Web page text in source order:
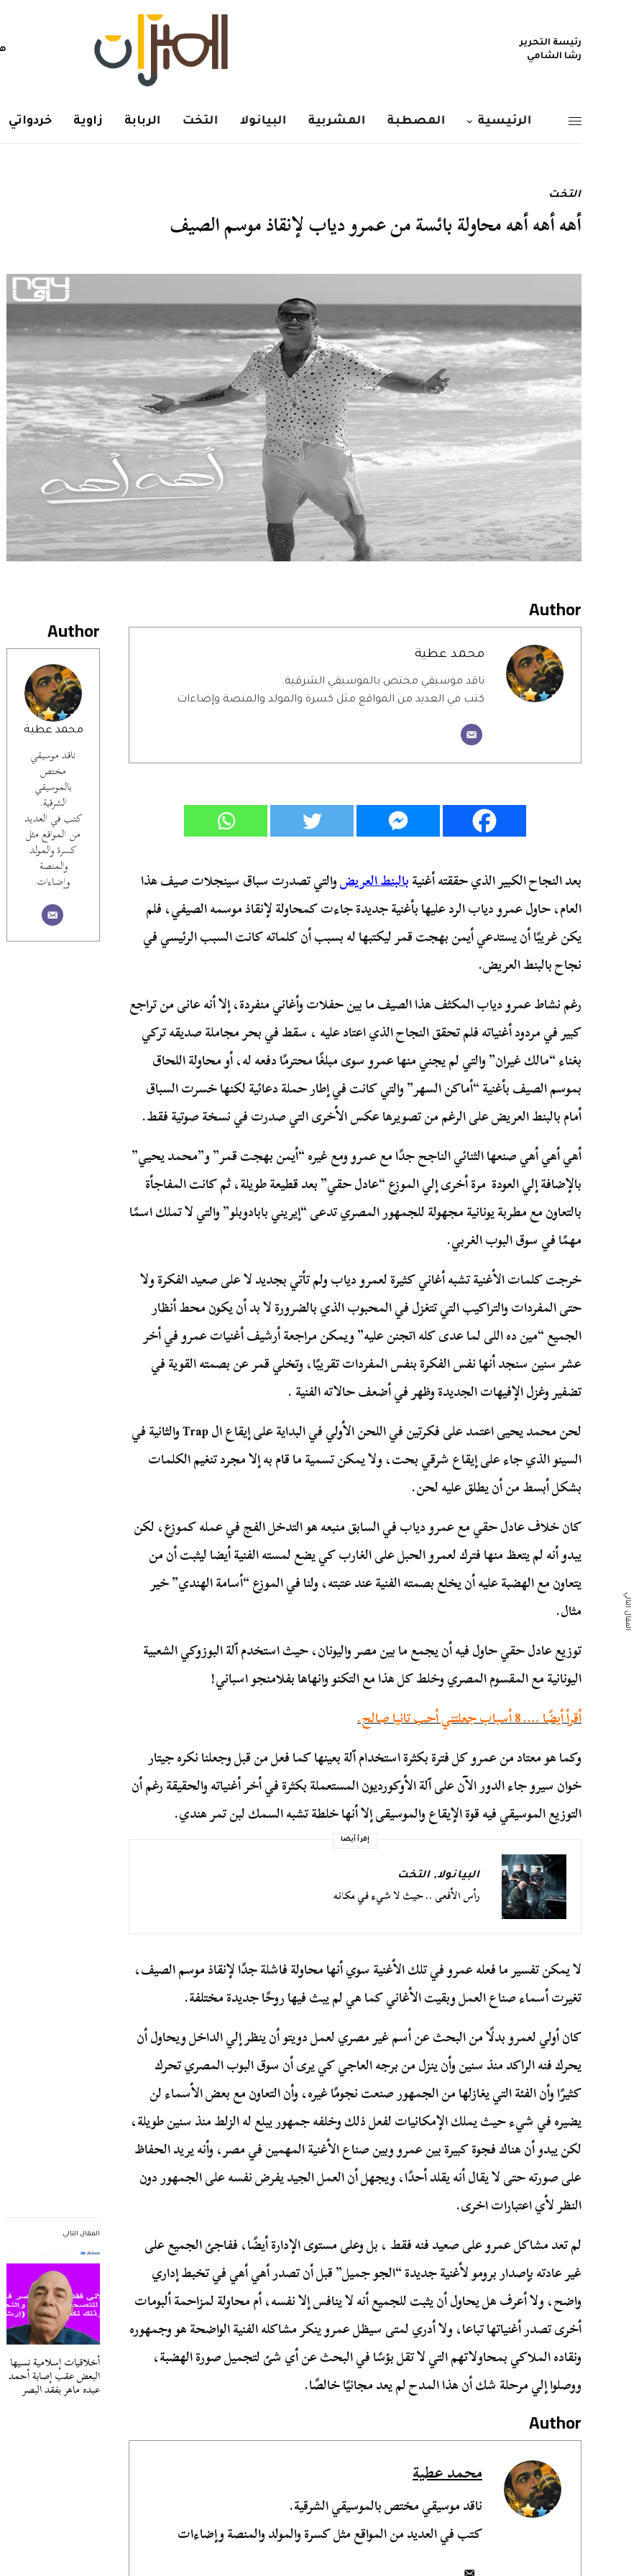
رئيسة التحرير
رشا الشامي
الرئيسية المصطبة المشربية البيانولا التخت الربابة زاوية خردواتي
التخت
أهه أهه أهه محاولة بائسة من عمرو دياب لإنقاذ موسم الصيف
Author
محمد عطية
ناقد موسيقي
مختص
بالموسيقي
الشرقية.
كتب في العديد
من المواقع مثل
كسرة والمولد
والمنصة
وإضاءات
المقال التالي
أخلاقيات إسلامية نسيها
البعض عقب إصابة أحمد
عبده ماهر بفقد البصر
Author
محمد عطية
ناقد موسيقي مختص بالموسيقي الشرقية.
كتب في العديد من المواقع مثل كسرة والمولد والمنصة وإضاءات
بعد النجاح الكبير الذي حققته أغنيةبالبنط العريضوالتي تصدرت سباق سينجلات صيف هذا
العام، حاول عمرو دياب الرد عليها بأغنية جديدة جاءت كمحاولة لإنقاذ موسمه الصيفي، فلم
يكن غريبًا أن يستدعي أيمن بهجت قمر ليكتبها له بسبب أن كلماته كانت السبب الرئيسي في
نجاح بالبنط العريض.
رغم نشاط عمرو دياب المكثف هذا الصيف ما بين حفلات وأغاني منفردة، إلا أنه عانى من تراجع
كبير في مردود أغنياته فلم تحقق النجاح الذي اعتاد عليه ، سقط في بحر مجاملة صديقه تركي
بغناء “مالك غيران” والتي لم يجني منها عمرو سوى مبلغًا محترمًا دفعه له، أو محاولة اللحاق
بموسم الصيف بأغنية “أماكن السهر” والتي كانت في إطار حملة دعائية لكنها خسرت السباق
أمام بالبنط العريض على الرغم من تصويرها عكس الأخرى التي صدرت في نسخة صوتية فقط.
أهي أهي أهي صنعها الثنائي الناجح جدًا مع عمرو ومع غيره “أيمن بهجت قمر” و”محمد يحيي”
بالإضافة إلي العودة مرة أخرى إلي الموزع “عادل حقي” بعد قطيعة طويلة، ثم كانت المفاجأة
بالتعاون مع مطربة يونانية مجهولة للجمهور المصري تدعى “إيريني بابادوبلو” والتي لا تملك اسمًا
مهمًا في سوق البوب الغربي.
خرجت كلمات الأغنية تشبه أغاني كثيرة لعمرو دياب ولم تأتي بجديد لا على صعيد الفكرة ولا
حتى المفردات والتراكيب التي تتغزل في المحبوب الذي بالضرورة لا بد أن يكون محط أنظار
الجميع “مين ده اللى لما عدى كله اتجنن عليه” ويمكن مراجعة أرشيف أغنيات عمرو في أخر
عشر سنين سنجد أنها نفس الفكرة بنفس المفردات تقريبًا، وتخلي قمر عن بصمته القوية في
تضفير وغزل الإفيهات الجديدة وظهر في أضعف حالاته الفنية .
لحن محمد يحيى اعتمد على فكرتين في اللحن الأولي في البداية على إيقاع ال Trap والثانية في
السينو الذي جاء على إيقاع شرقي بحت، ولا يمكن تسمية ما قام به إلا مجرد تنغيم الكلمات
بشكل أبسط من أن يطلق عليه لحن.
كان خلاف عادل حقي مع عمرو دياب في السابق منبعه هو التدخل الفج في عمله كموزع، لكن
يبدو أنه لم يتعظ منها فترك لعمرو الحبل على الغارب كي يضع لمسته الفنية أيضا ليثبت أن من
يتعاون مع الهضبة عليه أن يخلع بصمته الفنية عند عتبته، ولنا في الموزع “أسامة الهندي” خير
مثال.
توزيع عادل حقي حاول فيه أن يجمع ما بين مصر واليونان، حيث استخدم اّلة البوزوكي الشعبية
اليونانية مع المقسوم المصري وخلط كل هذا مع التكنو وانهاها بفلامنجو اسباني!
أقرأ أيضًا …. 8 أسباب جعلتني أحب تانيا صالح.
وكما هو معتاد من عمرو كل فترة بكثرة استخدام اّلة بعينها كما فعل من قبل وجعلنا نكره جيتار
خوان سيرو جاء الدور الآن على اّلة الأوكورديون المستعملة بكثرة في أخر أغنياته والحقيقة رغم أن
التوزيع الموسيقي فيه قوة الإيقاع والموسيقى إلا أنها خلطة تشبه السمك لبن تمر هندي.
إقرأ أيضا
البيانولا,التخت
رأس الأفعى .. حيث لا شيء في مكانه
لا يمكن تفسير ما فعله عمرو في تلك الأغنية سوي أنها محاولة فاشلة جدًا لإنقاذ موسم الصيف،
تغيرت أسماء صناع العمل وبقيت الأغاني كما هي لم يبث فيها روحًا جديدة مختلفة.
كان أولي لعمرو بدلًا من البحث عن أسم غير مصري لعمل دويتو أن ينظر إلي الداخل ويحاول أن
يحرك فنه الراكد منذ سنين وأن ينزل من برجه العاجي كي يرى أن سوق البوب المصري تحرك
كثيرًا وأن الفئة التي يغازلها من الجمهور صنعت نجومًا غيره، وأن التعاون مع بعض الأسماء لن
يضيره في شيء حيث يملك الإمكانيات لفعل ذلك وخلفه جمهور يبلع له الزلط منذ سنين طويلة،
لكن يبدو أن هناك فجوة كبيرة بين عمرو وبين صناع الأغنية المهمين في مصر، وأنه يريد الحفاظ
على صورته حتى لا يقال أنه يقلد أحدًا، ويجهل أن العمل الجيد يفرض نفسه على الجمهور دون
النظر لأي اعتبارات اخرى.
لم تعد مشاكل عمرو على صعيد فنه فقط ، بل وعلى مستوى الإدارة أيضًا، ففاجئ الجميع على
غير عادته بإصدار برومو لأغنية جديدة “الجو جميل” قبل أن تصدر أهي أهي في تخبط إداري
واضح، ولا أعرف هل يحاول أن يثبت للجميع أنه لا ينافس إلا نفسه، أم محاولة لمزاحمة ألبومات
أخرى تصدر أغنياتها تباعا، ولا أدري لمتى سيظل عمرو ينكر مشاكله الفنية الواضحة هو وجمهوره
ونقاده الملاكي بمحاولاتهم التي لا تقل بؤسًا في البحث عن أي شئ لتجميل صورة الهضبة،
ووصلوا إلي مرحلة شك أن هذا المدح لم يعد مجانيًا خالصًا.
Author
محمد عطية
ناقد موسيقي مختص بالموسيقي الشرقية.
كتب في العديد من المواقع مثل كسرة والمولد والمنصة وإضاءات
المقال التالي